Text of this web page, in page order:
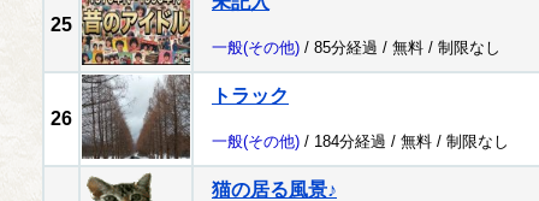
25
一般(その他) / 85分経過 / 無料 / 制限なし
26
トラック
一般(その他) / 184分経過 / 無料 / 制限なし
猫の居る風景♪